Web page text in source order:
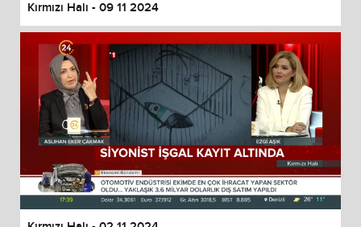
Kırmızı Halı - 09 11 2024